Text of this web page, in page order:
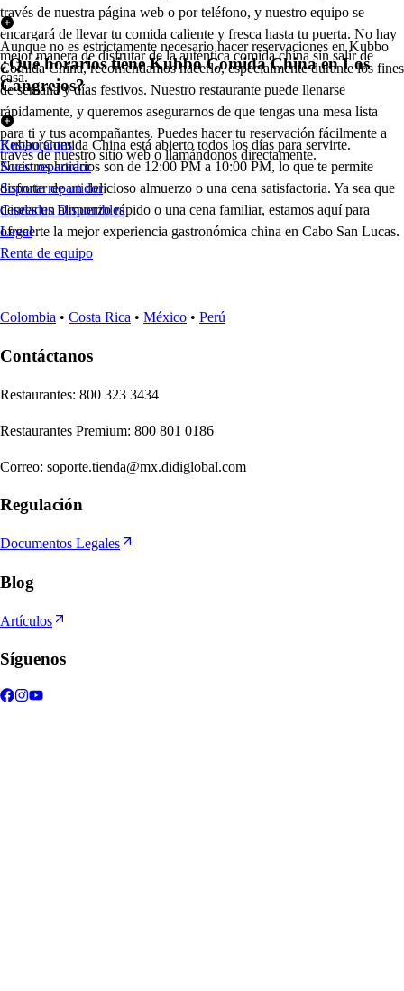
través de nuestra página web o por teléfono, y nuestro equipo se
encargará de llevar tu comida caliente y fresca hasta tu puerta. No hay
mejor manera de disfrutar de la auténtica comida china sin salir de
casa.
Aunque no es estrictamente necesario hacer reservaciones en Kubbo
Comida China, recomendamos hacerlo, especialmente durante los fines
de semana y días festivos. Nuestro restaurante puede llenarse
rápidamente, y queremos asegurarnos de que tengas una mesa lista
para ti y tus acompañantes. Puedes hacer tu reservación fácilmente a
través de nuestro sitio web o llamándonos directamente.
¿Qué horarios tiene Kubbo Comida China en Los
Cangrejos?
Kubbo Comida China está abierto todos los días para servirte.
Nuestros horarios son de 12:00 PM a 10:00 PM, lo que te permite
disfrutar de un delicioso almuerzo o una cena satisfactoria. Ya sea que
desees un almuerzo rápido o una cena familiar, estamos aquí para
ofrecerte la mejor experiencia gastronómica china en Cabo San Lucas.
Restaurantes
Socio repartidor
Soporte repartidor
Ciudades Disponibles
Legal
Renta de equipo
Colombia • Costa Rica • México • Perú
Contáctanos
Restaurantes: 800 323 3434
Restaurantes Premium: 800 801 0186
Correo: soporte.tienda@mx.didiglobal.com
Regulación
Documentos Legales
Blog
Artículos
Síguenos